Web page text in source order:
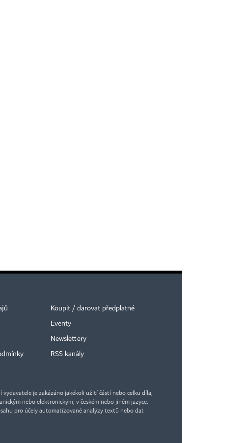
Koupit / darovat předplatné
Eventy
Newslettery
RSS kanály
je zakázáno jakékoli užití částí nebo celku díla,
nebo elektronickým, v českém nebo jiném jazyce.
pro účely automatizované analýzy textů nebo dat